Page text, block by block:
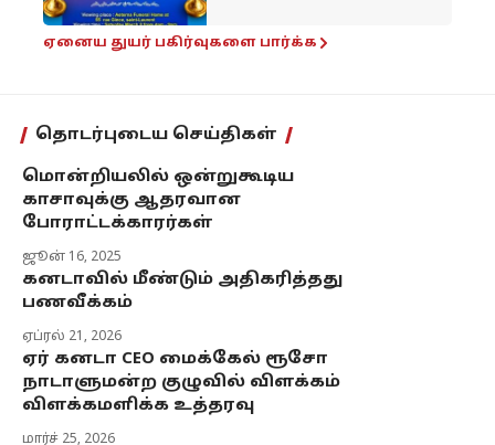
ஏனைய துயர் பகிர்வுகளை பார்க்க
தொடர்புடைய செய்திகள்
மொன்றியலில் ஒன்றுகூடிய
காசாவுக்கு ஆதரவான
போராட்டக்காரர்கள்
ஜூன் 16, 2025
கனடாவில் மீண்டும் அதிகரித்தது
பணவீக்கம்
ஏப்ரல் 21, 2026
ஏர் கனடா CEO மைக்கேல் ரூசோ
நாடாளுமன்ற குழுவில் விளக்கம்
விளக்கமளிக்க உத்தரவு
மார்ச் 25, 2026